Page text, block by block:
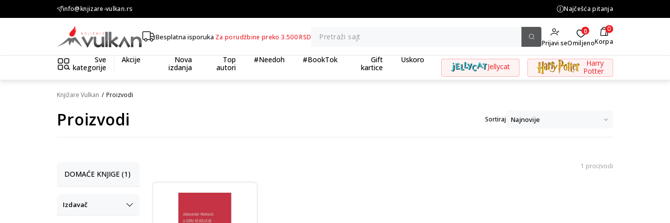
info@knjizare-vulkan.rsKOLIČINSKI POPUST ::: Dodatnih 10% na tri kupljena artikla Najčešća pitanja
Besplatna isporuka Za porudžbine preko 3.500 RSD Pretraži sajt
Prijavi se
0
Omiljeno
0
Korpa
Sve
kategorije
Akcije
Nova
izdanja
Top
autori
#Needoh #BookTok
Gift
kartice
Uskoro
Jellycat
Harry
Potter
Knjižare Vulkan Proizvodi
Proizvodi Sortiraj
DOMAĆE KNJIGE (1)
Izdavač
1 proizvodi